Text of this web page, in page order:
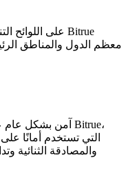
معظم الدول والمناطق
التي تستخدم أمانًا
والمصادقة الثنائية